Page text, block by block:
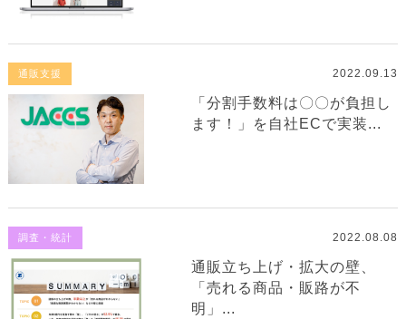
通販支援 2022.09.13
「分割手数料は〇〇が負担し
ます！」を自社ECで実装...
調査・統計 2022.08.08
通販立ち上げ・拡大の壁、
「売れる商品・販路が不
明」...